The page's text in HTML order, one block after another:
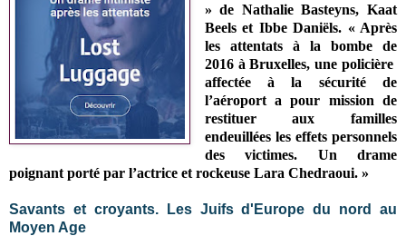
» de Nathalie Basteyns, Kaat
Beels et Ibbe Daniëls. « Après
les attentats à la bombe de
2016 à Bruxelles, une policière
affectée à la sécurité de
l’aéroport a pour mission de
restituer aux familles
endeuillées les effets personnels
des victimes. Un drame
poignant porté par l’actrice et rockeuse Lara Chedraoui. »
Savants et croyants. Les Juifs d'Europe du nord au
Moyen Age